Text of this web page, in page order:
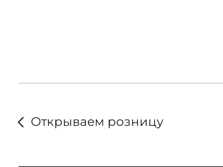
Открываем розницу